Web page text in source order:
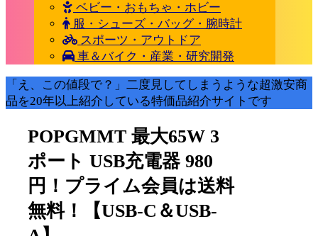
ベビー・おもちゃ・ホビー
服・シューズ・バッグ・腕時計
スポーツ・アウトドア
車＆バイク・産業・研究開発
「え、この値段で？」二度見してしまうような超激安商
品を20年以上紹介している特価品紹介サイトです
POPGMMT 最大65W 3
ポート USB充電器 980
円！プライム会員は送料
無料！【USB-C＆USB-